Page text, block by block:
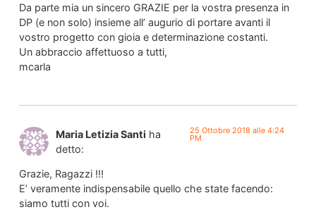
Da parte mia un sincero GRAZIE per la vostra presenza in
DP (e non solo) insieme all’ augurio di portare avanti il
vostro progetto con gioia e determinazione costanti.
Un abbraccio affettuoso a tutti,
mcarla
Maria Letizia Santi ha
detto:
25 Ottobre 2018 alle 4:24
PM
Grazie, Ragazzi !!!
E’ veramente indispensabile quello che state facendo:
siamo tutti con voi.